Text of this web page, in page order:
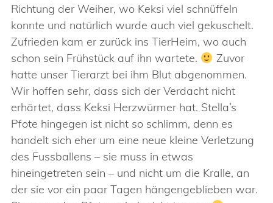
Richtung der Weiher, wo Keksi viel schnüffeln
konnte und natürlich wurde auch viel gekuschelt.
Zufrieden kam er zurück ins TierHeim, wo auch
schon sein Frühstück auf ihn wartete.
Zuvor
hatte unser Tierarzt bei ihm Blut abgenommen.
Wir hoffen sehr, dass sich der Verdacht nicht
erhärtet, dass Keksi Herzwürmer hat. Stella’s
Pfote hingegen ist nicht so schlimm, denn es
handelt sich eher um eine neue kleine Verletzung
des Fussballens – sie muss in etwas
hineingetreten sein – und nicht um die Kralle, an
der sie vor ein paar Tagen hängengeblieben war.